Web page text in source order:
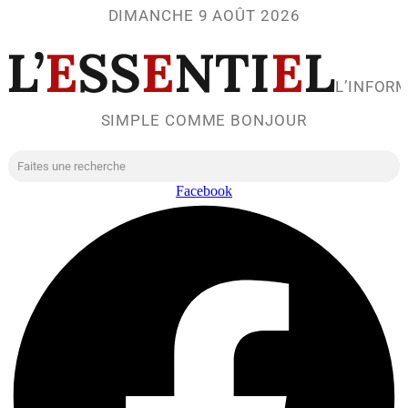
DIMANCHE 9 AOÛT 2026
L’ESSENTIEL
SIMPLE COMME BONJOUR
Facebook